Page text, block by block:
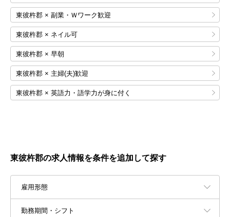
東彼杵郡 × 副業・Ｗワーク歓迎
東彼杵郡 × ネイル可
東彼杵郡 × 早朝
東彼杵郡 × 主婦(夫)歓迎
東彼杵郡 × 英語力・語学力が身に付く
東彼杵郡の求人情報を条件を追加して探す
雇用形態
勤務期間・シフト